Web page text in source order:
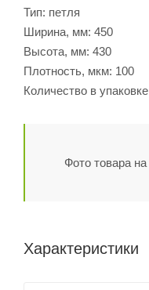
Тип: петля
Ширина, мм: 450
Высота, мм: 430
Плотность, мкм: 100
Количество в
Фото товара
Характеристики